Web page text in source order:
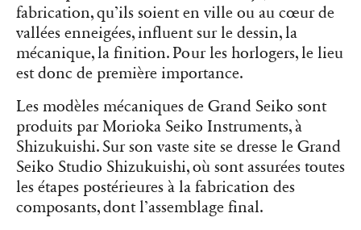
fabrication, qu’ils soient en ville ou au cœur de
vallées enneigées, influent sur le dessin, la
mécanique, la finition. Pour les horlogers, le lieu
est donc de première importance.
Les modèles mécaniques de Grand Seiko sont
produits par Morioka Seiko Instruments, à
Shizukuishi. Sur son vaste site se dresse le Grand
Seiko Studio Shizukuishi, où sont assurées toutes
les étapes postérieures à la fabrication des
composants, dont l’assemblage final.